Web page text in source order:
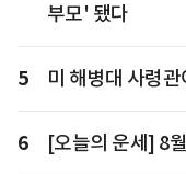
부모' 됐다
5 미 해병대 사령
6 [오늘의 운세] 8